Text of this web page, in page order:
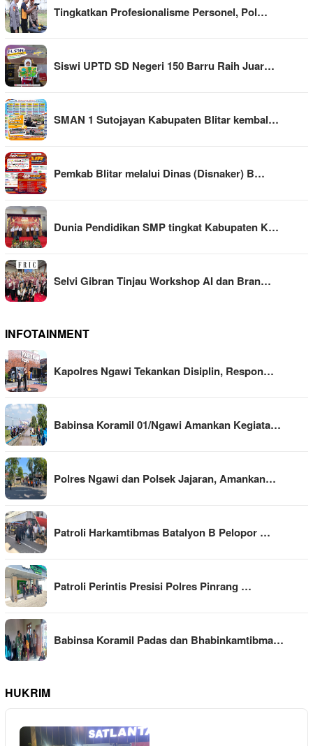
Tingkatkan Profesionalisme Personel, Pol…
Siswi UPTD SD Negeri 150 Barru Raih Juar…
SMAN 1 Sutojayan Kabupaten Blitar kembal…
Pemkab Blitar melalui Dinas (Disnaker) B…
Dunia Pendidikan SMP tingkat Kabupaten K…
Selvi Gibran Tinjau Workshop AI dan Bran…
INFOTAINMENT
Kapolres Ngawi Tekankan Disiplin, Respon…
Babinsa Koramil 01/Ngawi Amankan Kegiata…
Polres Ngawi dan Polsek Jajaran, Amankan…
Patroli Harkamtibmas Batalyon B Pelopor …
Patroli Perintis Presisi Polres Pinrang …
Babinsa Koramil Padas dan Bhabinkamtibma…
HUKRIM